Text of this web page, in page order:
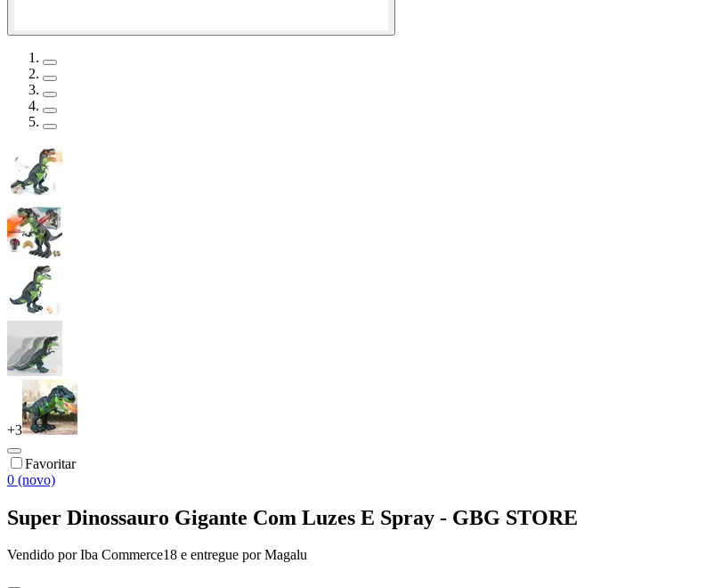
+3
Favoritar
0 (novo)
Super Dinossauro Gigante Com Luzes E Spray - GBG STORE
Vendido porIba Commerce18 e entregue por Magalu